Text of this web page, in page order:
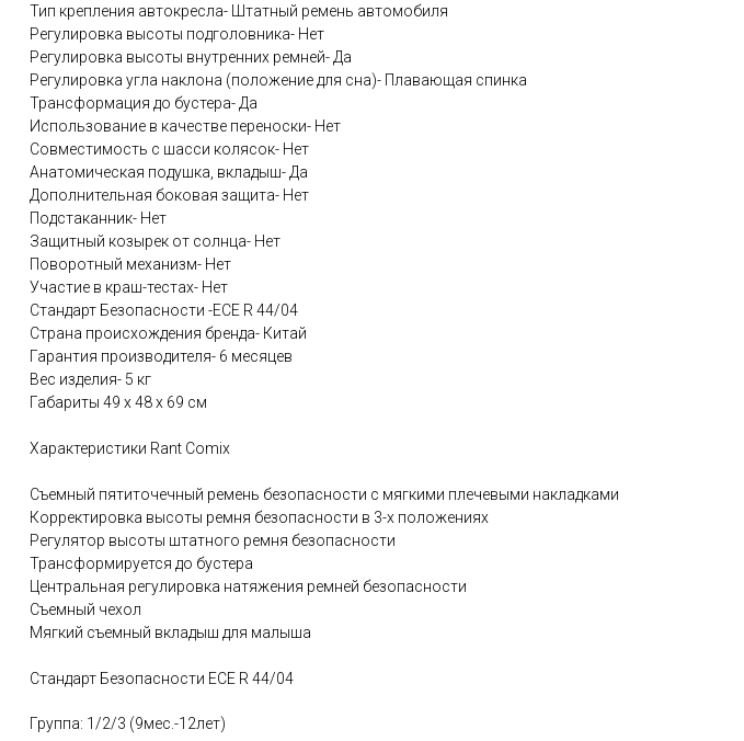
Тип крепления автокресла- Штатный ремень автомобиля
Регулировка высоты подголовника- Нет
Регулировка высоты внутренних ремней- Да
Регулировка угла наклона (положение для сна)- Плавающая спинка
Трансформация до бустера- Да
Использование в качестве переноски- Нет
Совместимость с шасси колясок- Нет
Анатомическая подушка, вкладыш- Да
Дополнительная боковая защита- Нет
Подстаканник- Нет
Защитный козырек от солнца- Нет
Поворотный механизм- Нет
Участие в краш-тестах- Нет
Стандарт Безопасности -ECE R 44/04
Страна происхождения бренда- Китай
Гарантия производителя- 6 месяцев
Вес изделия- 5 кг
Габариты 49 x 48 x 69 см
Характеристики Rant Comix
Съемный пятиточечный ремень безопасности с мягкими плечевыми накладками
Корректировка высоты ремня безопасности в 3-х положениях
Регулятор высоты штатного ремня безопасности
Трансформируется до бустера
Центральная регулировка натяжения ремней безопасности
Съемный чехол
Мягкий съемный вкладыш для малыша
Стандарт Безопасности ECE R 44/04
Группа: 1/2/3 (9мес.-12лет)